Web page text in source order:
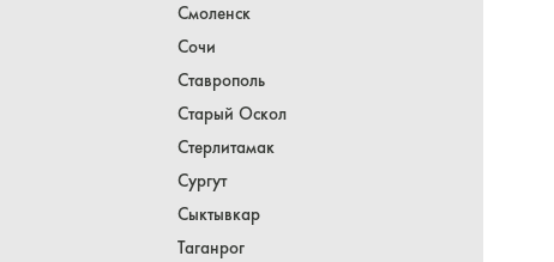
Смоленск
Сочи
Ставрополь
Старый Оскол
Стерлитамак
Сургут
Сыктывкар
Таганрог